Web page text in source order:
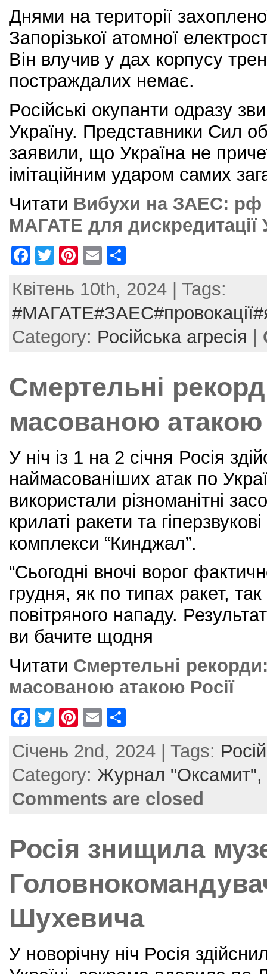
Днями на території
Запорізької атомної
Він влучив у дах корпусу
постраждалих немає.
Російські окупанти одразу
Україну. Представники Сил
заявили, що Україна не
імітаційним ударом самих
Читати Вибухи на ЗАЕС: рф
МАГАТЕ для дискредитації
F
c
e
b
k
T
itt
er
Pi
er
e
st
E
ai
l
ar
e
Квітень 10th, 2024 | Tags:
Category: Російська агресія
Смертельні
масованою атакою
У ніч із 1 на 2 січня Росія
наймасованіших атак по
використали різноманітні
крилаті ракети та гіперзвукові
комплекси “Кинджал”.
“Сьогодні вночі ворог
грудня, як по типах ракет, так
повітряного нападу.
ви бачите щодня
Читати Смертельні
масованою атакою Росії
F
c
e
b
k
T
itt
er
Pi
er
e
st
E
ai
l
ar
e
Січень 2nd, 2024 | Tags:
Category: Журнал "Оксамит",
Comments are closed
Росія знищила
Шухевича
У новорічну ніч Росія